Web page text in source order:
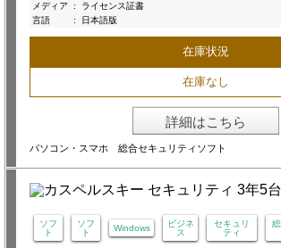
メディア
:
ライセンス証書
言語
: 日本語版
在庫状況
在庫なし
詳細はこちら
パソコン・スマホ 総合セキュリティソフト
ソフ
ト
ソフ
ト
Windows
ビジネ
ス
セキュリ
ティ